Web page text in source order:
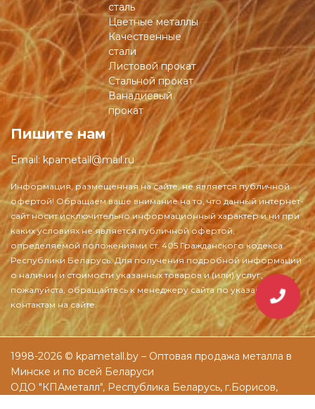
сталь
Цветные металлы
Качественные
стали
Листовой прокат
Стальной прокат
Ванадиевый
прокат
Пишите нам
Email: kpametall@mail.ru
1998-2026 © kpametall.by – Оптовая продажа металла в
Минске и по всей Беларуси
ОДО "КПАметалл", Республика Беларусь, г.Борисов,